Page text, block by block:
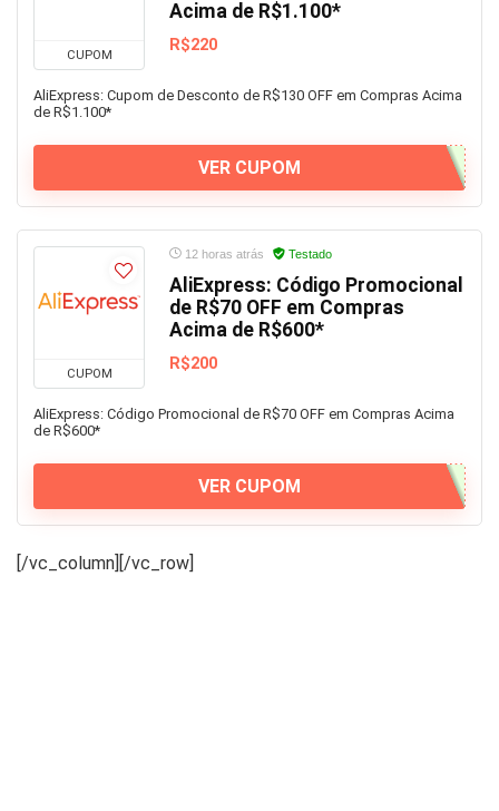
CUPOM
Acima de R$1.100*
R$220
AliExpress: Cupom de Desconto de R$130 OFF em Compras Acima
de R$1.100*
VER CUPOM
CUPOM
12 horas atrás Testado
AliExpress: Código Promocional
de R$70 OFF em Compras
Acima de R$600*
R$200
AliExpress: Código Promocional de R$70 OFF em Compras Acima
de R$600*
VER CUPOM
[/vc_column][/vc_row]